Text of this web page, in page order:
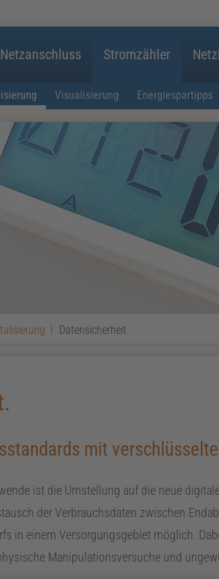
Netzanschluss Stromzähler
Visualisierung Energiespartipps
Datensicherheit
mit
ist die Umstellung auf die neue
der Verbrauchsdaten zwischen
in einem Versorgungsgebiet möglich.
Manipulationsversuche und